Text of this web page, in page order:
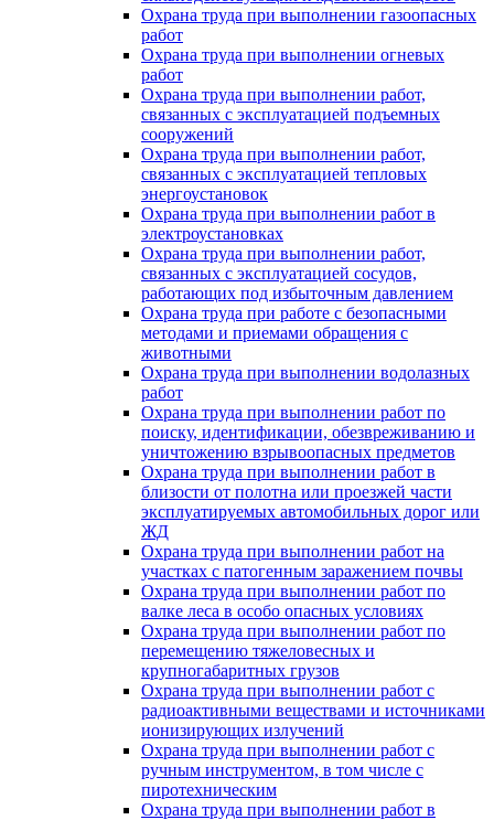
Охрана труда при выполнении газоопасных
работ
Охрана труда при выполнении огневых
работ
Охрана труда при выполнении работ,
связанных с эксплуатацией подъемных
сооружений
Охрана труда при выполнении работ,
связанных с эксплуатацией тепловых
энергоустановок
Охрана труда при выполнении работ в
электроустановках
Охрана труда при выполнении работ,
связанных с эксплуатацией сосудов,
работающих под избыточным давлением
Охрана труда при работе с безопасными
методами и приемами обращения с
животными
Охрана труда при выполнении водолазных
работ
Охрана труда при выполнении работ по
поиску, идентификации, обезвреживанию и
уничтожению взрывоопасных предметов
Охрана труда при выполнении работ в
близости от полотна или проезжей части
эксплуатируемых автомобильных дорог или
ЖД
Охрана труда при выполнении работ на
участках с патогенным заражением почвы
Охрана труда при выполнении работ по
валке леса в особо опасных условиях
Охрана труда при выполнении работ по
перемещению тяжеловесных и
крупногабаритных грузов
Охрана труда при выполнении работ с
радиоактивными веществами и источниками
ионизирующих излучений
Охрана труда при выполнении работ с
ручным инструментом, в том числе с
пиротехническим
Охрана труда при выполнении работ в